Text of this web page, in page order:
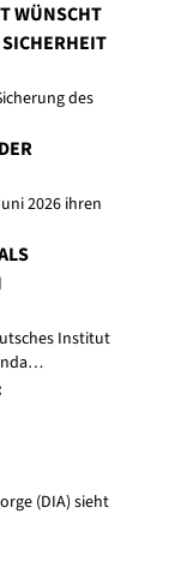
WÜNSCHT
des
2026 ihren
Institut
(DIA) sieht